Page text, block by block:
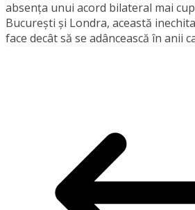
absența unui acord bilateral mai
București și Londra, această
face decât să se adâncească în anii